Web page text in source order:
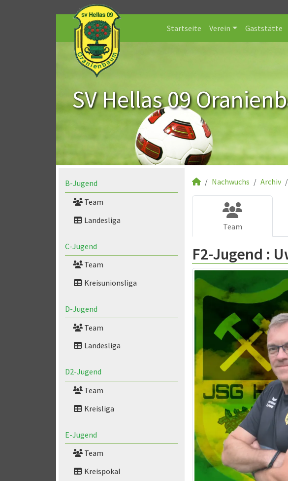
Startseite Verein Gaststätte
SV Hellas 09
B-Jugend
Team
Landesliga
C-Jugend
Team
Kreisunionsliga
D-Jugend
Team
Landesliga
D2-Jugend
Team
Kreisliga
E-Jugend
Team
Kreispokal
Nachwuchs Archiv
Team
F2-Jugend :